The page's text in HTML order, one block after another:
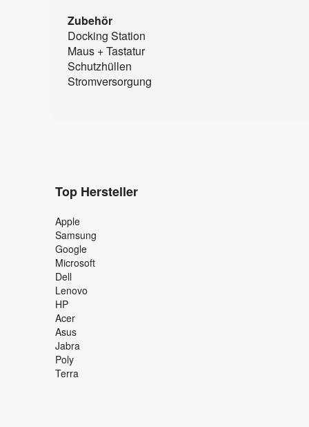
Zubehör
Docking Station
Maus + Tastatur
Schutzhüllen
Stromversorgung
Top Hersteller
Apple
Samsung
Google
Microsoft
Dell
Lenovo
HP
Acer
Asus
Jabra
Poly
Terra